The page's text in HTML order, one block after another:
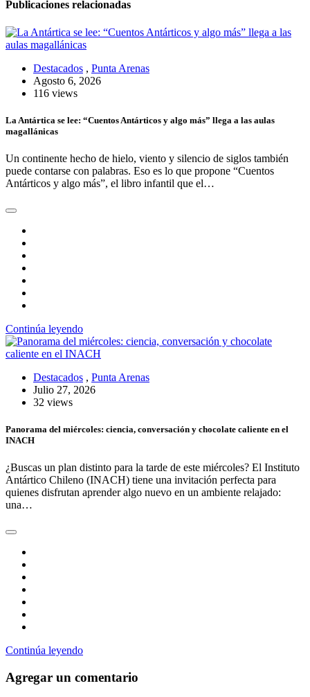
Publicaciones relacionadas
Destacados , Punta Arenas
Agosto 6, 2026
116 views
La Antártica se lee: “Cuentos Antárticos y algo más” llega a las aulas
magallánicas
Un continente hecho de hielo, viento y silencio de siglos también
puede contarse con palabras. Eso es lo que propone “Cuentos
Antárticos y algo más”, el libro infantil que el…
Continúa leyendo
Destacados , Punta Arenas
Julio 27, 2026
32 views
Panorama del miércoles: ciencia, conversación y chocolate caliente en el
INACH
¿Buscas un plan distinto para la tarde de este miércoles? El Instituto
Antártico Chileno (INACH) tiene una invitación perfecta para
quienes disfrutan aprender algo nuevo en un ambiente relajado:
una…
Continúa leyendo
Agregar un comentario